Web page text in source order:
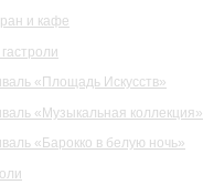
и кафе
«Площадь Искусств»
«Музыкальная коллекция»
«Барокко в белую ночь»